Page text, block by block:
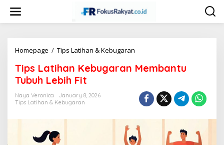
content
Homepage / Tips Latihan & Kebugaran
Kebugaran
Lebih
Fit
Tips Latihan Kebugaran Membantu
Tubuh Lebih Fit
Naya Veronica
January 8, 2026
Tips Latihan & Kebugaran